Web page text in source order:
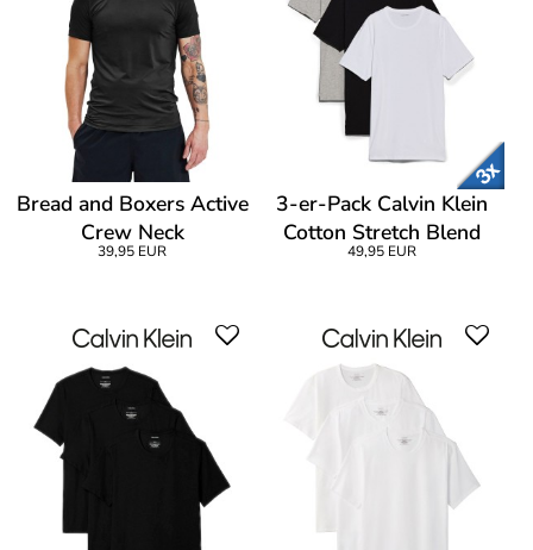
Bread and Boxers Active
Crew Neck
39,95 EUR
3-er-Pack Calvin Klein
Cotton Stretch Blend
Slim T-Shirt
49,95 EUR